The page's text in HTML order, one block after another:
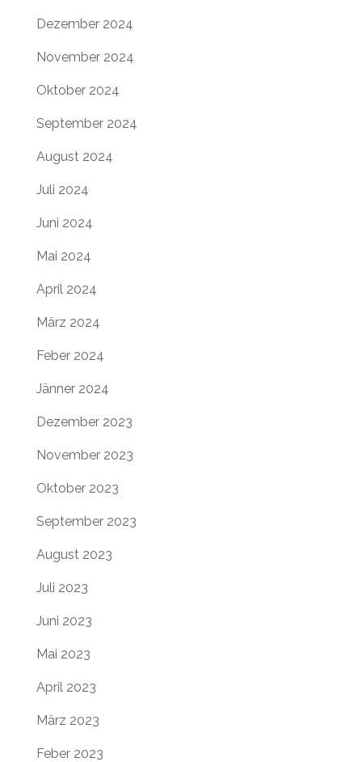
Dezember 2024
November 2024
Oktober 2024
September 2024
August 2024
Juli 2024
Juni 2024
Mai 2024
April 2024
März 2024
Feber 2024
Jänner 2024
Dezember 2023
November 2023
Oktober 2023
September 2023
August 2023
Juli 2023
Juni 2023
Mai 2023
April 2023
März 2023
Feber 2023